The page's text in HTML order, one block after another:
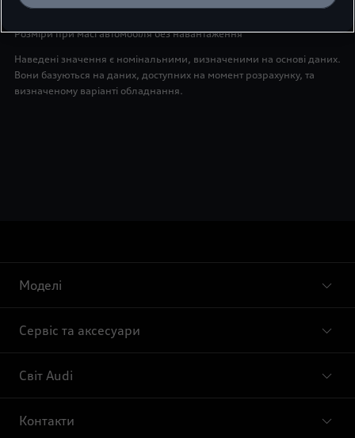
Розміри в міліметрах
Розміри при масі автомобіля без навантаження
Наведені значення є номінальними, визначеними на основі даних.
Вони базуються на даних, доступних на момент розрахунку, та
визначеному варіанті обладнання.
Моделі
Сервіс та аксесуари
Світ Audi
Контакти